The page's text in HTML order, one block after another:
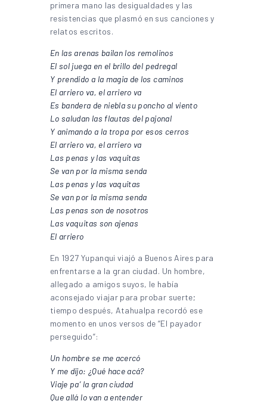
primera mano las desigualdades y las
resistencias que plasmó en sus canciones y
relatos escritos.
En las arenas bailan los remolinos
El sol juega en el brillo del pedregal
Y prendido a la magia de los caminos
El arriero va, el arriero va
Es bandera de niebla su poncho al viento
Lo saludan las flautas del pajonal
Y animando a la tropa por esos cerros
El arriero va, el arriero va
Las penas y las vaquitas
Se van por la misma senda
Las penas y las vaquitas
Se van por la misma senda
Las penas son de nosotros
Las vaquitas son ajenas
El arriero
En 1927 Yupanqui viajó a Buenos Aires para
enfrentarse a la gran ciudad. Un hombre,
allegado a amigos suyos, le había
aconsejado viajar para probar suerte;
tiempo después, Atahualpa recordó ese
momento en unos versos de “El payador
perseguido”:
Un hombre se me acercó
Y me dijo: ¿Qué hace acá?
Viaje pa’ la gran ciudad
Que allá lo van a entender